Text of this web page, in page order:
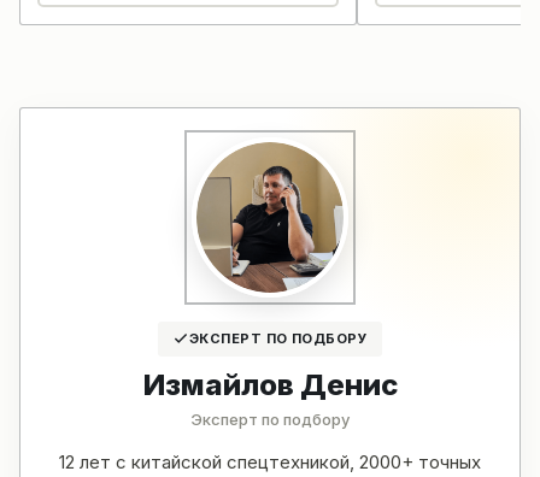
ЭКСПЕРТ ПО ПОДБОРУ
Измайлов Денис
Эксперт по подбору
12 лет с китайской спецтехникой, 2000+ точных